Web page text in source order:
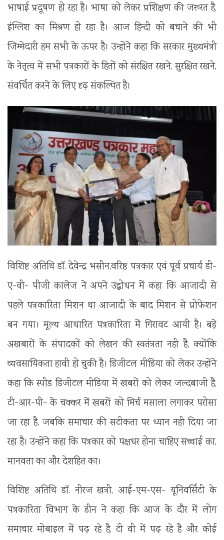
भाषाई प्रदूषण हो रहा है। भाषा को लेकर प्रशिक्षण की जरूरत है,
इंग्लिश का मिश्रण हो रहा है। आज हिन्दी को बचाने की भी
जिम्मेदारी हम सभी के ऊपर है। उन्होंने कहा कि सरकार मुख्यमंत्री
के नेतृत्व में सभी पत्रकारों के हितों को संरक्षित रखने, सुरक्षित रखने,
संवर्धित करने के लिए दृढ़ संकल्पित है।
विशिष्ट अतिथि डॉ. देवेन्द्र भसीन,वरिष्ठ पत्रकार एवं पूर्व प्रचार्य डी-
ए-वी- पीजी कालेज ने अपने उद्बोधन में कहा कि आजादी से
पहले पत्रकारिता मिशन था आजादी के बाद मिशन से प्रोफेशन
बन गया। मूल्य आधारित पत्रकारिता में गिरावट आयी है। बड़े
अखबारों के संपादकों को लेखन की स्वतंत्रता नही है, क्योंकि
व्यवसायिकता हावी हो चुकी है। डिजीटल मीडिया को लेकर उन्होंने
कहा कि स्पीड डिजीटल मीडिया में खबरों को लेकर जल्दबाजी है,
टी-आर-पी- के चक्कर में खबरों को मिर्च मसाला लगाकर परोसा
जा रहा है, जबकि समाचार की सटीकता पर ध्यान नही दिया जा
रहा है। उन्होंने कहा कि पत्रकार को पक्षधर होना चाहिए सच्चाई का,
मानवता का और देशहित का।
विशिष्ट अतिथि डॉ. नीरज खत्री, आई-एम-एस- यूनिवर्सिटी के
पत्रकारिता विभाग के डीन ने कहा कि आज के दौर में लोग
समाचार मोबाइल में पढ़ रहे है, टी वी में पढ़ रहे है और कोई